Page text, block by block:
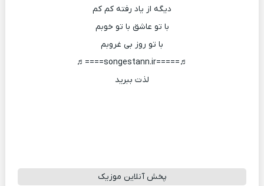
دیگه از یاد رفته کم کم
با تو عاشق با تو خوبم
با تو روز بی غروبم
♬=====songestann.ir====♬
لذت ببرید
پخش آنلاین موزیک